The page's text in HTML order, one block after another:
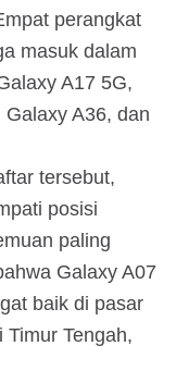
perangkat
masuk dalam
A17 5G,
A36, dan
tersebut,
posisi
paling
Galaxy A07
baik di pasar
Tengah,